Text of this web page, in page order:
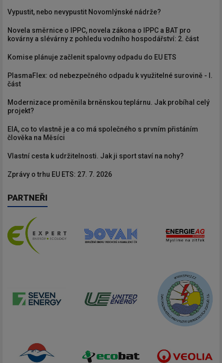
Vypustit, nebo nevypustit Novomlýnské nádrže?
Novela směrnice o IPPC, novela zákona o IPPC a BAT pro
kovárny a slévárny z pohledu vodního hospodářství: 2. část
Komise plánuje začlenit spalovny odpadu do EU ETS
PlasmaFlex: od nebezpečného odpadu k využitelné surovině - I.
část
Modernizace proměnila brněnskou teplárnu. Jak probíhal celý
projekt?
EIA, co to vlastně je a co má společného s prvním přistáním
člověka na Měsíci
Vlastní cesta k udržitelnosti. Jak ji sport staví na nohy?
Zprávy o trhu EU ETS: 27. 7. 2026
PARTNEŘI